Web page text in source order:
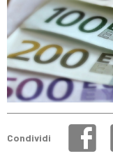
Condividi